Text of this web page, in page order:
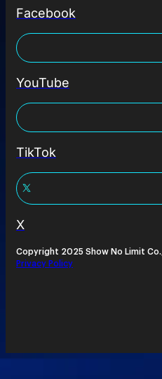
Facebook
YouTube
TikTok
X
Copyright 2025 Show No Limit
Privacy Policy